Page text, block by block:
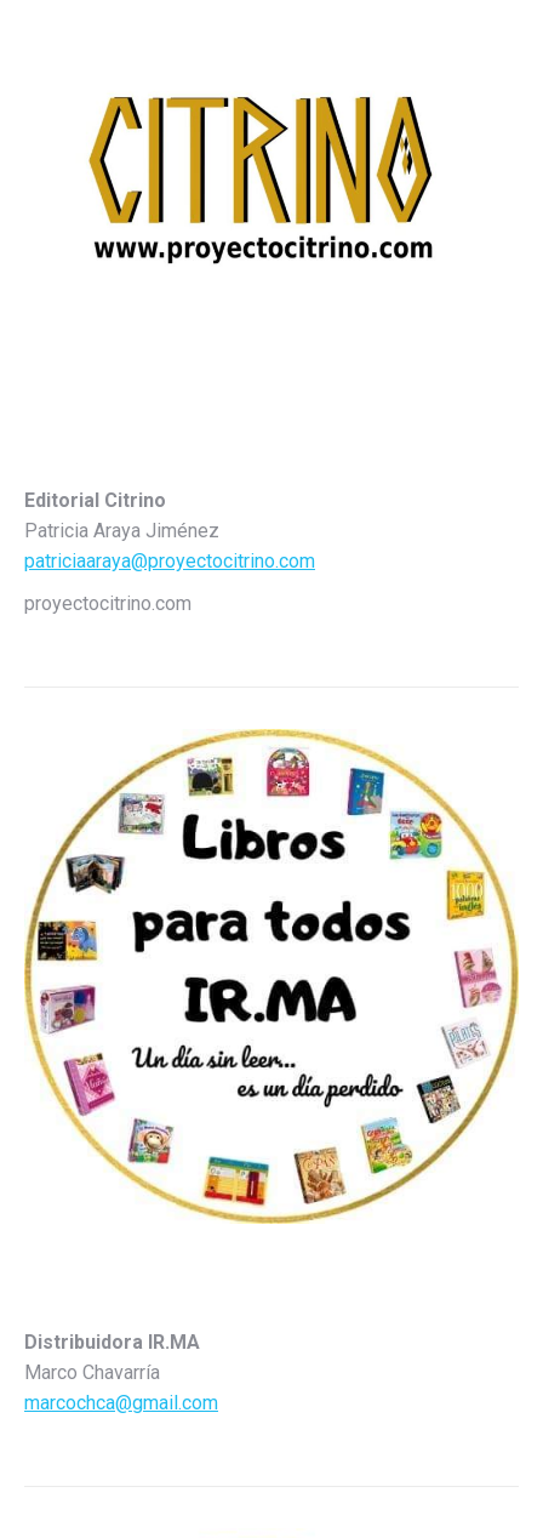
Editorial Citrino
Patricia Araya Jiménez
patriciaaraya@proyectocitrino.com
proyectocitrino.com
Distribuidora IR.MA
Marco Chavarría
marcochca@gmail.com